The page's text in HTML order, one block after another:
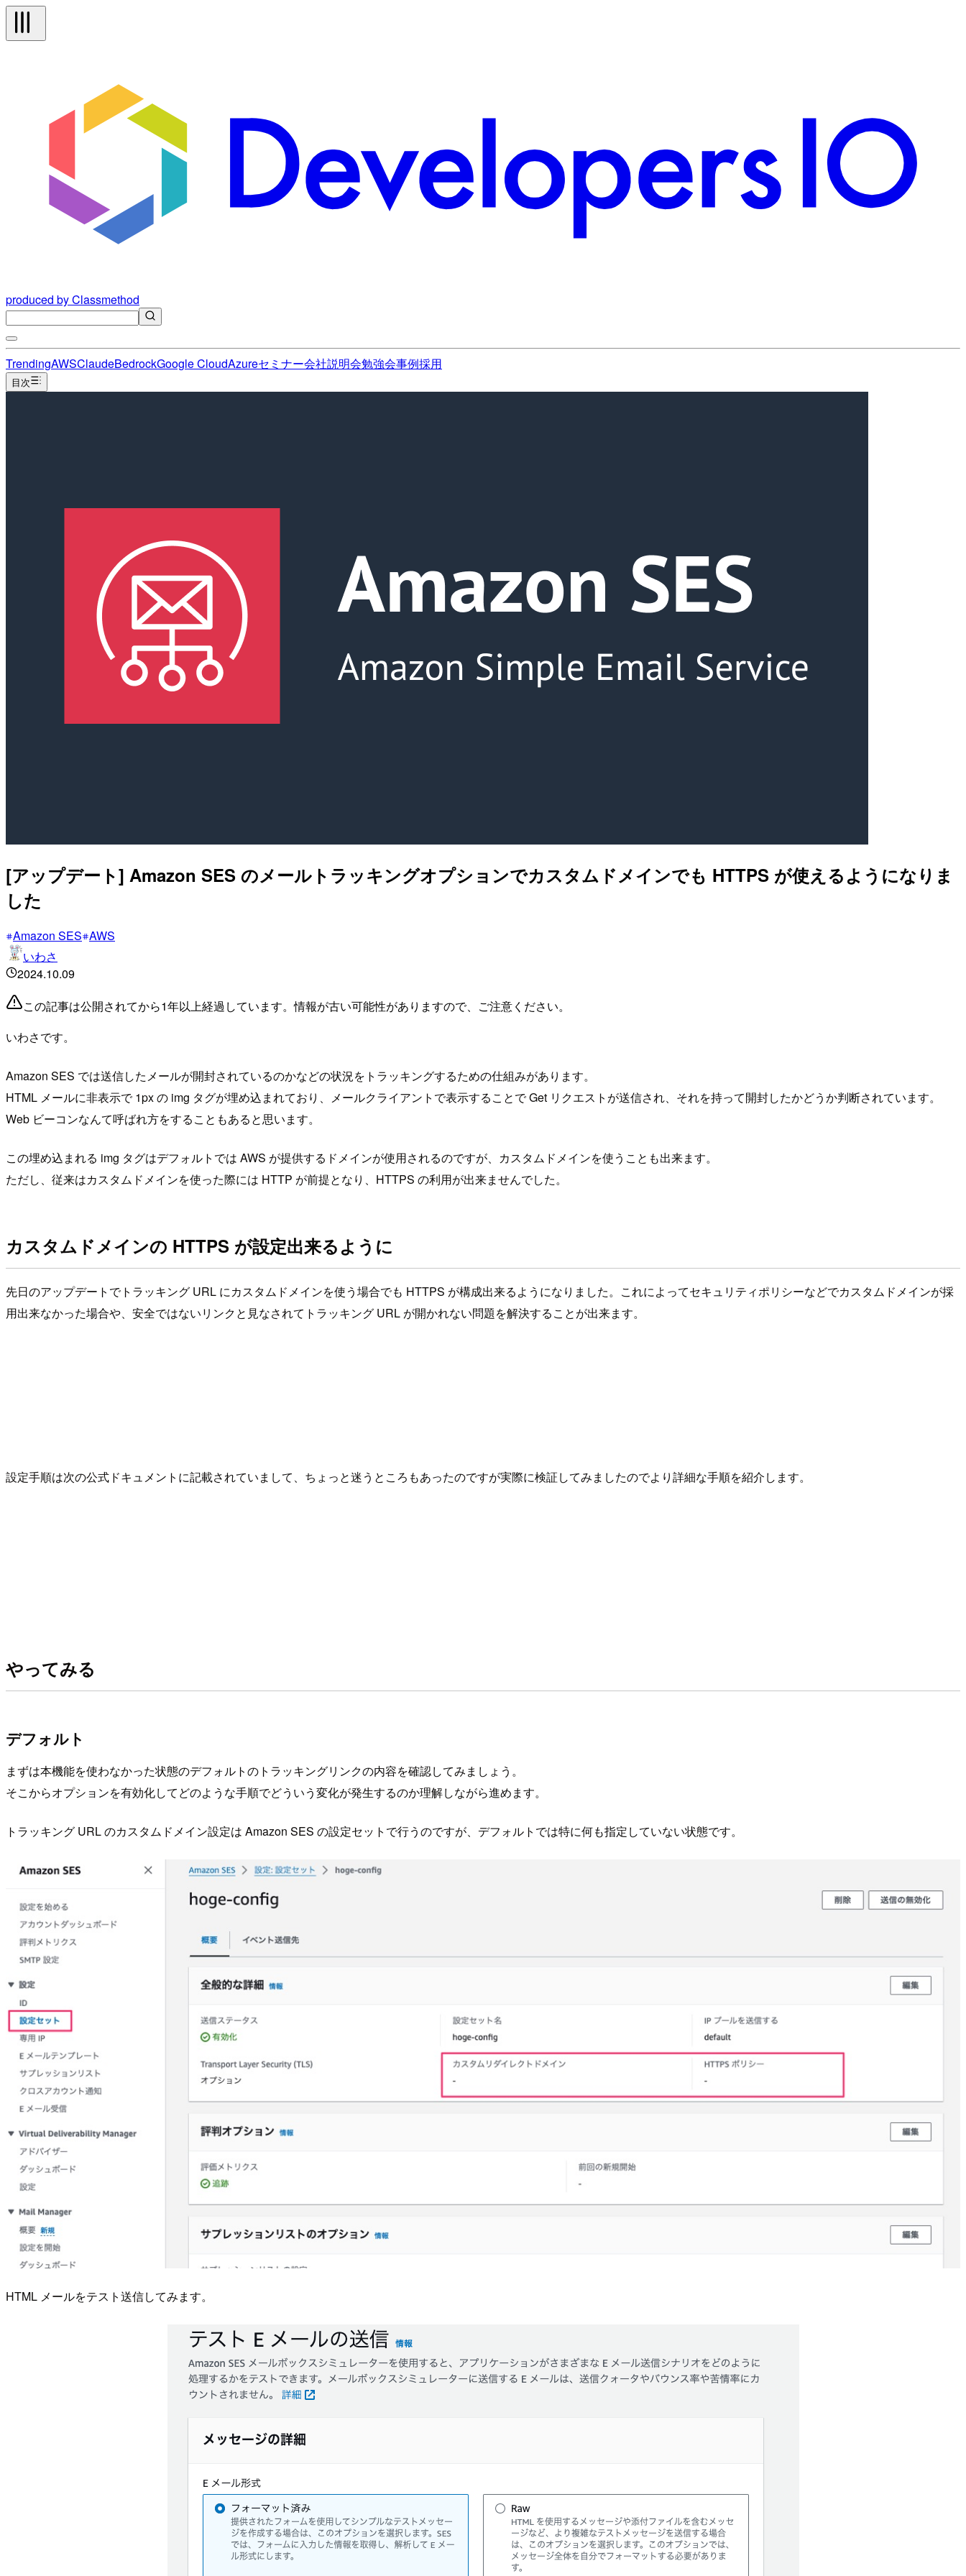
produced by Classmethod
TrendingAWSClaudeBedrockGoogle CloudAzureセミナー会社説明会勉強会事例採用
目次
[アップデート] Amazon SES のメールトラッキングオプションでカスタムドメインでも HTTPS が使えるようになりま
した
Amazon SES AWS
いわさ
2024.10.09
この記事は公開されてから1年以上経過しています。情報が古い可能性がありますので、ご注意ください。
いわさです。
Amazon SES では送信したメールが開封されているのかなどの状況をトラッキングするための仕組みがあります。
HTML メールに非表示で 1px の img タグが埋め込まれており、メールクライアントで表示することで Get リクエストが送信され、それを持って開封したかどうか判断されています。
Web ビーコンなんて呼ばれ方をすることもあると思います。
この埋め込まれる img タグはデフォルトでは AWS が提供するドメインが使用されるのですが、カスタムドメインを使うことも出来ます。
ただし、従来はカスタムドメインを使った際には HTTP が前提となり、HTTPS の利用が出来ませんでした。
カスタムドメインの HTTPS が設定出来るように
先日のアップデートでトラッキング URL にカスタムドメインを使う場合でも HTTPS が構成出来るようになりました。これによってセキュリティポリシーなどでカスタムドメインが採
用出来なかった場合や、安全ではないリンクと見なされてトラッキング URL が開かれない問題を解決することが出来ます。
設定手順は次の公式ドキュメントに記載されていまして、ちょっと迷うところもあったのですが実際に検証してみましたのでより詳細な手順を紹介します。
やってみる
デフォルト
まずは本機能を使わなかった状態のデフォルトのトラッキングリンクの内容を確認してみましょう。
そこからオプションを有効化してどのような手順でどういう変化が発生するのか理解しながら進めます。
トラッキング URL のカスタムドメイン設定は Amazon SES の設定セットで行うのですが、デフォルトでは特に何も指定していない状態です。
HTML メールをテスト送信してみます。